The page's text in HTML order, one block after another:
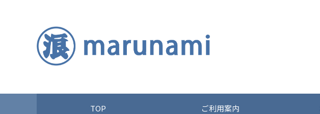
TOP ご利用案内